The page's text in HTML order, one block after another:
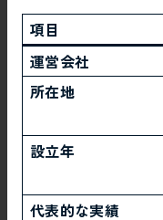
項目
運営会社
所在地
設立年
代表的な実績